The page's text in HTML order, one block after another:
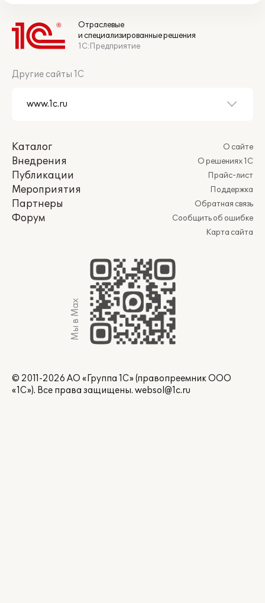
Отраслевые
и специализированные решения
1С:Предприятие
Другие сайты 1С
Каталог
Внедрения
Публикации
Мероприятия
Партнеры
Форум
О сайте
О решениях 1С
Прайс-лист
Поддержка
Обратная связь
Сообщить об ошибке
Карта сайта
Мы в Max
© 2011-2026 АО «Группа 1С» (правопреемник ООО
«1С»). Все права защищены. websol@1c.ru